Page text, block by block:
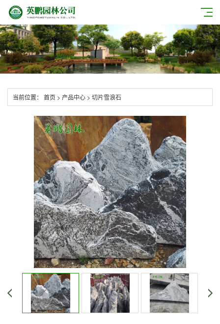
当前位置： 首页 > 产品中心 > 切片雪浪石